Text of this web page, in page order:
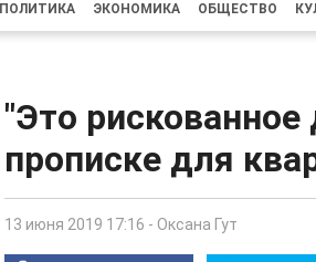
ПОЛИТИКА ЭКОНОМИКА ОБЩЕСТВО
"Это
прописке для
13 июня 2019 17:16 - Оксана Гут